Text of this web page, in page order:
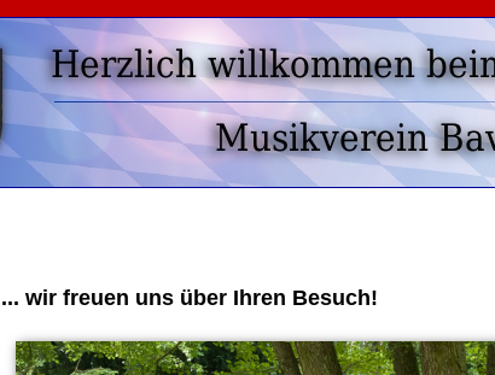
... wir freuen uns über Ihren Besuch!